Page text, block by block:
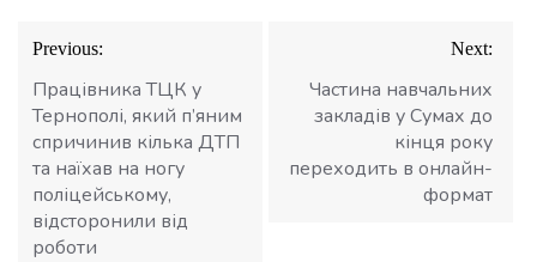
Навігація
записів
Previous:
Працівника ТЦК у
Тернополі, який п’яним
спричинив кілька ДТП
та наїхав на ногу
поліцейському,
відсторонили від
роботи
Next:
Частина навчальних
закладів у Сумах до
кінця року
переходить в онлайн-
формат